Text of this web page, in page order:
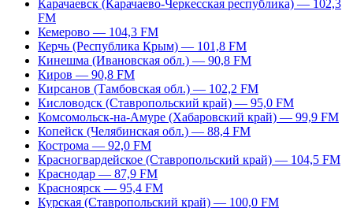
Карачаевск (Карачаево-Черкесская республика) — 102,3
FM
Кемерово — 104,3 FM
Керчь (Республика Крым) — 101,8 FM
Кинешма (Ивановская обл.) — 90,8 FM
Киров — 90,8 FM
Кирсанов (Тамбовская обл.) — 102,2 FM
Кисловодск (Ставропольский край) — 95,0 FM
Комсомольск-на-Амуре (Хабаровский край) — 99,9 FM
Копейск (Челябинская обл.) — 88,4 FM
Кострома — 92,0 FM
Красногвардейское (Ставропольский край) — 104,5 FM
Краснодар — 87,9 FM
Красноярск — 95,4 FM
Курская (Ставропольский край) — 100,0 FM